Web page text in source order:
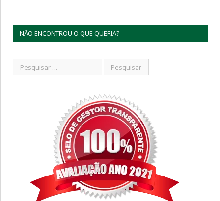
NÃO ENCONTROU O QUE QUERIA?